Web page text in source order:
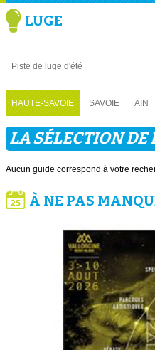
LUGE
Piste de luge d'été
HAUTE-SAVOIE SAVOIE AIN
LA SÉLECTION DE
Aucun guide correspond à votre
À NE PAS